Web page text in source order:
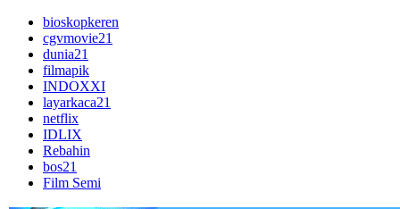
bioskopkeren
cgvmovie21
dunia21
filmapik
INDOXXI
layarkaca21
netflix
IDLIX
Rebahin
bos21
Film Semi